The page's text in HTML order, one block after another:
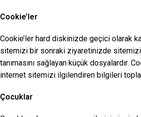
Cookie’ler
Cookie’ler hard diskinizde geçici olarak
sitemizi bir sonraki ziyaretinizde
tanımasını sağlayan küçük dosyalardır.
internet sitemizi ilgilendiren bilgileri
Çocuklar